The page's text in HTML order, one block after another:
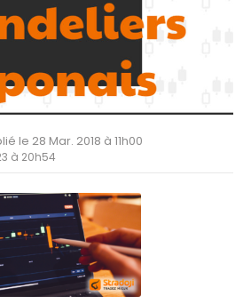
le 28 Mar. 2018 à 11h00
à 20h54